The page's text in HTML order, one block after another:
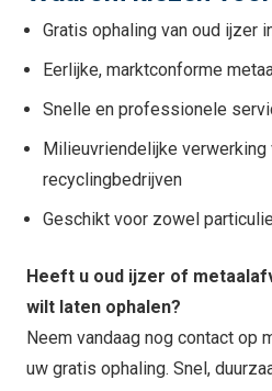
Gratis ophaling van oud ijzer
Eerlijke, marktconforme
Snelle en professionele
Milieuvriendelijke verwerking
recyclingbedrijven
Geschikt voor zowel
Heeft u oud ijzer of
wilt laten ophalen?
Neem vandaag nog contact op
uw gratis ophaling. Snel,